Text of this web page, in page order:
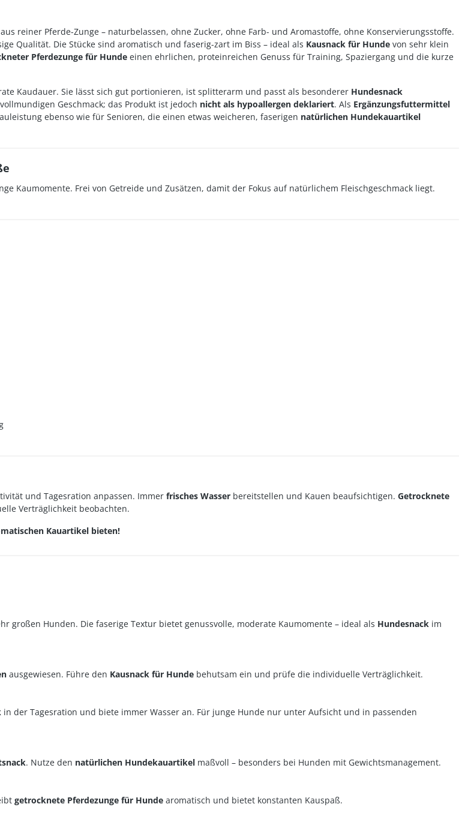
aus reiner Pferde-Zunge – naturbelassen, ohne Zucker, ohne Farb- und Aromastoffe, ohne Konservierungsstoffe.
Qualität. Die Stücke sind aromatisch und faserig-zart im Biss – ideal als Kausnack für Hunde von sehr klein
Pferdezunge für Hunde einen ehrlichen, proteinreichen Genuss für Training, Spaziergang und die kurze
Kaudauer. Sie lässt sich gut portionieren, ist splitterarm und passt als besonderer Hundesnack
Geschmack; das Produkt ist jedoch nicht als hypoallergen deklariert. Als Ergänzungsfuttermittel
ebenso wie für Senioren, die einen etwas weicheren, faserigen natürlichen Hundekauartikel
Kaumomente. Frei von Getreide und Zusätzen, damit der Fokus auf natürlichem Fleischgeschmack liegt.
und Tagesration anpassen. Immer frisches Wasser bereitstellen und Kauen beaufsichtigen. Getrocknete
Verträglichkeit beobachten.
Kauartikel bieten!
großen Hunden. Die faserige Textur bietet genussvolle, moderate Kaumomente – ideal als Hundesnack im
ausgewiesen. Führe den Kausnack für Hunde behutsam ein und prüfe die individuelle Verträglichkeit.
in der Tagesration und biete immer Wasser an. Für junge Hunde nur unter Aufsicht und in passenden
. Nutze den natürlichen Hundekauartikel maßvoll – besonders bei Hunden mit Gewichtsmanagement.
getrocknete Pferdezunge für Hunde aromatisch und bietet konstanten Kauspaß.